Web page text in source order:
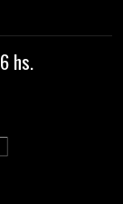
hs.